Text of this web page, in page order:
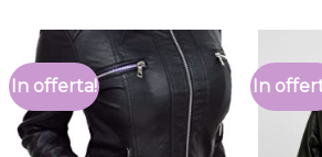
In offerta! In